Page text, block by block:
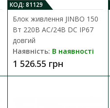
КОД: 81129
Блок живлення JINBO 150
Вт 220В AC/24В DC IP67
довгий
Наявність: В наявності
1 526.55 грн